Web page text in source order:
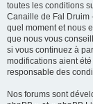
toutes les conditions
Canaille de Fal Druim
quel moment et nous
que nous vous
si vous continuez à
modifications aient
responsable des
Nos forums sont